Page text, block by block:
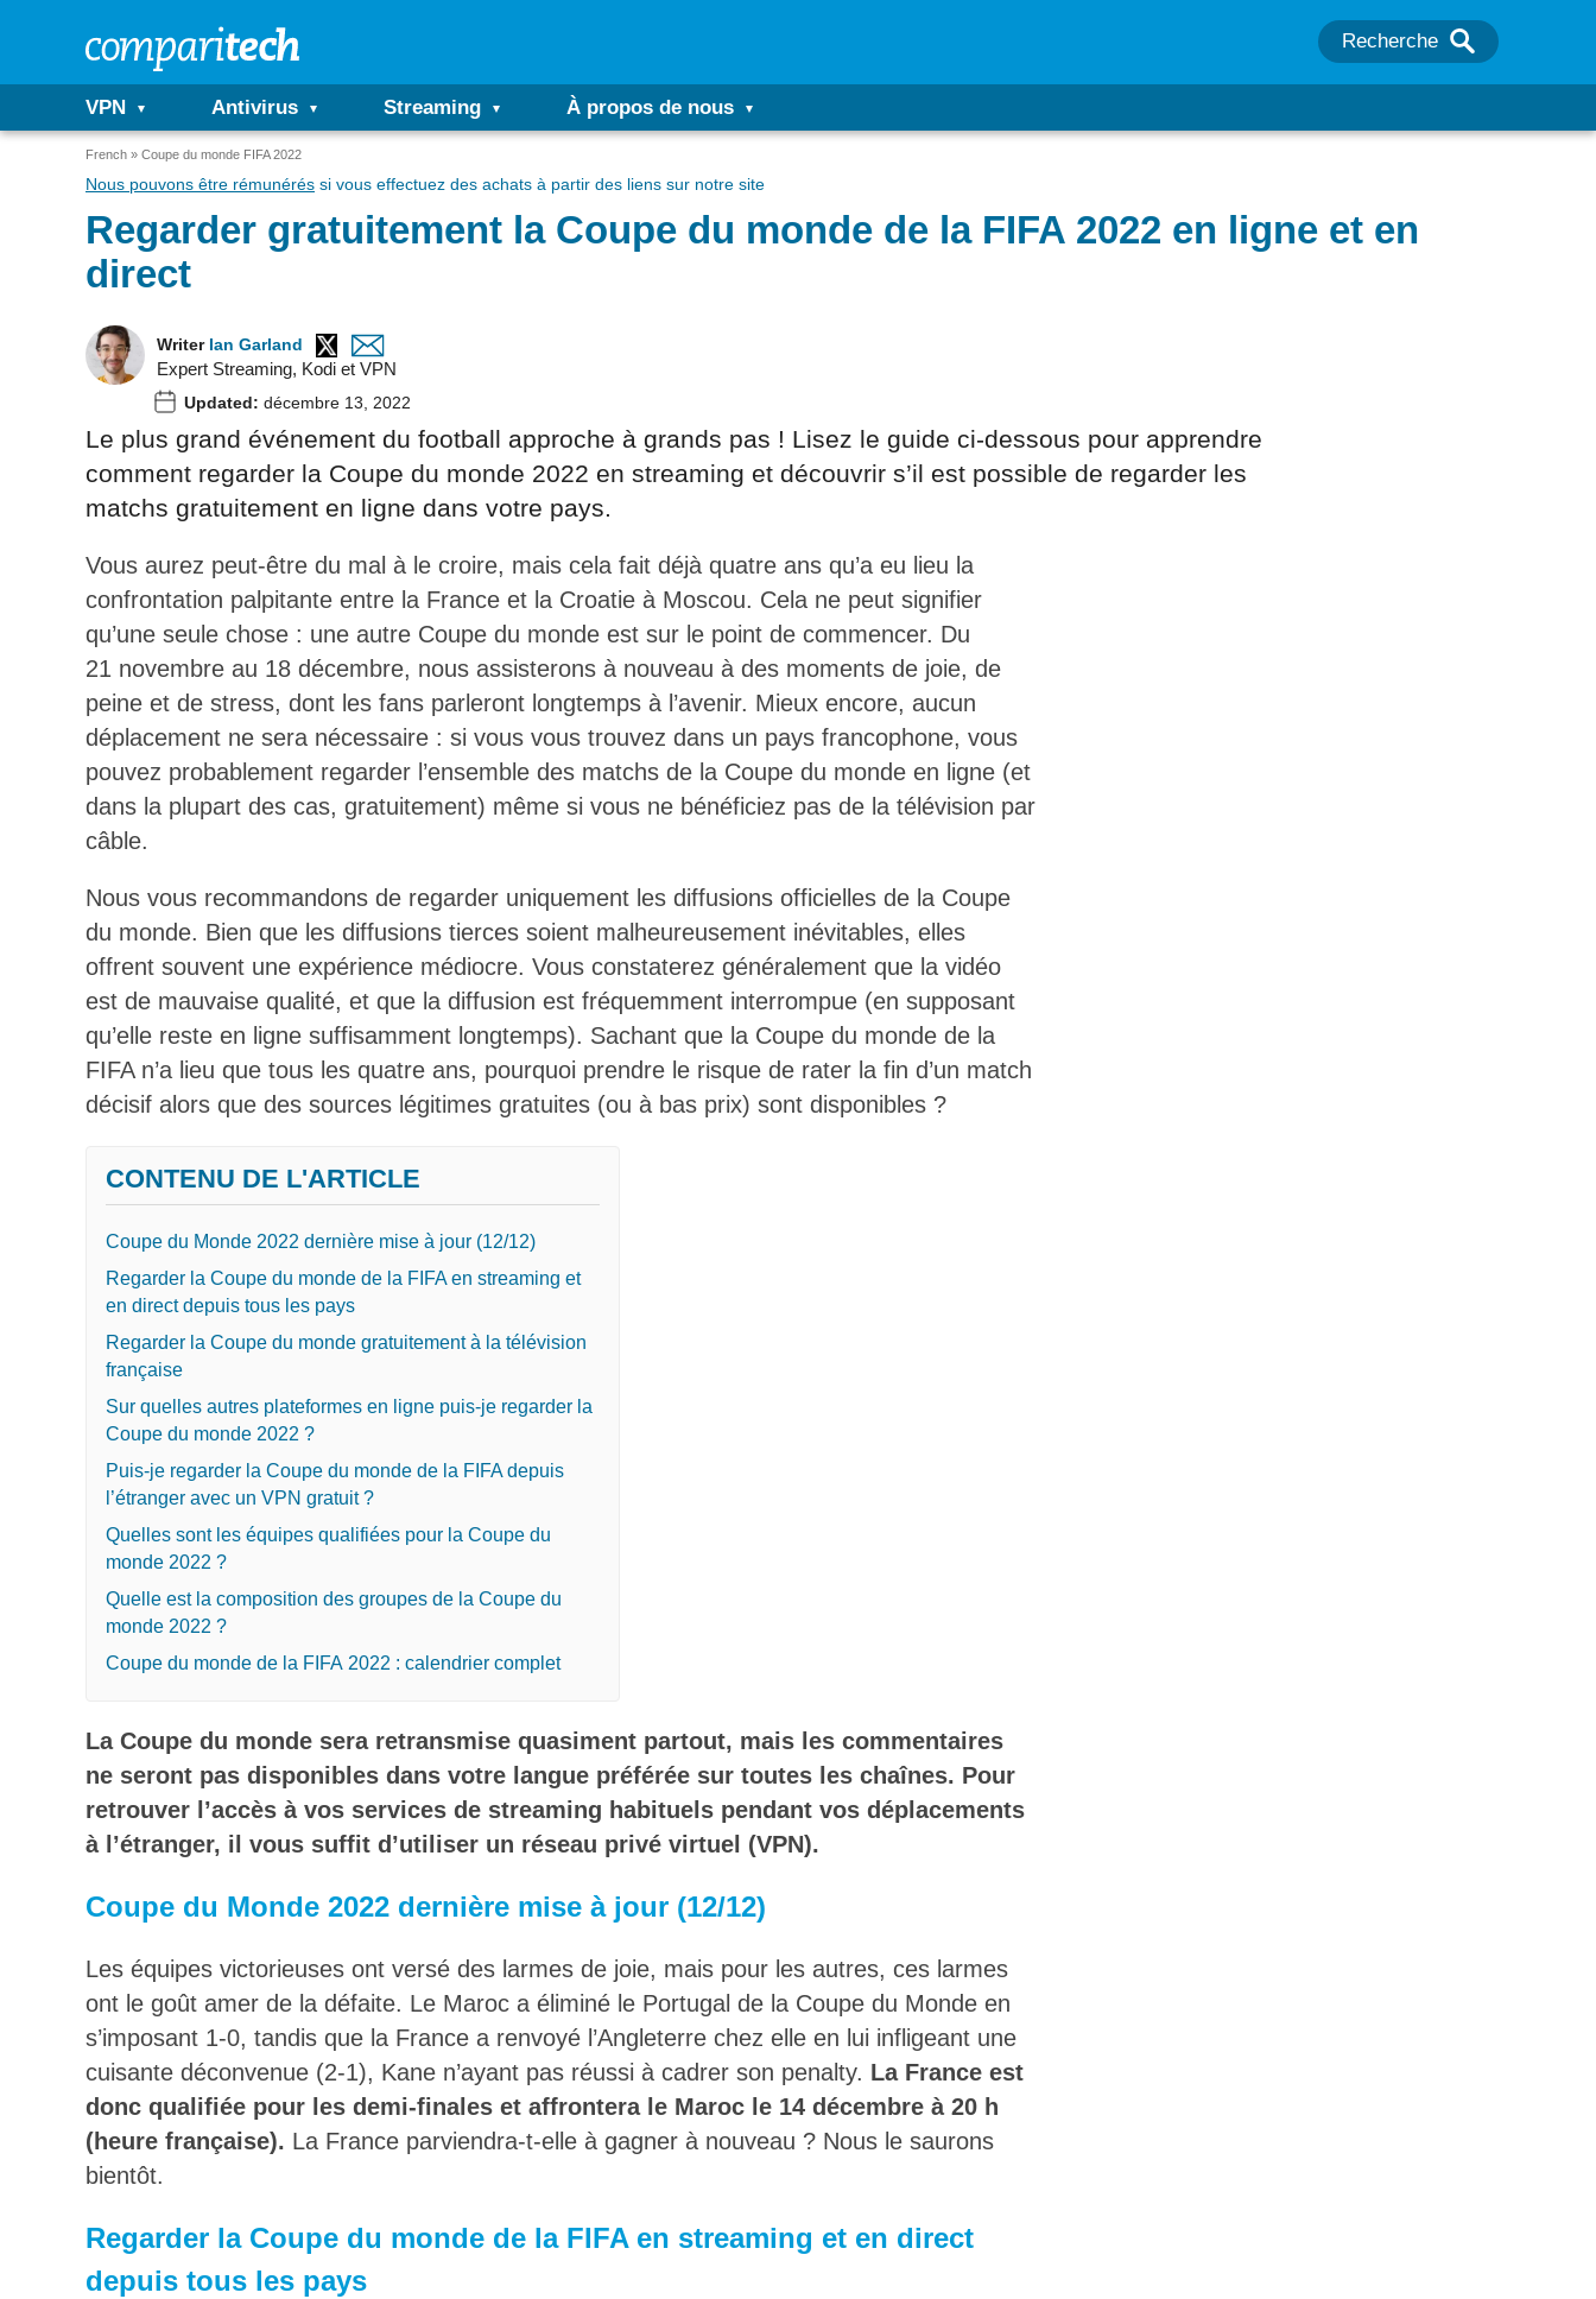
Recherche
VPN Antivirus Streaming À propos de nous
French Coupe du monde FIFA 2022
Nous pouvons être rémunérés si vous effectuez des achats à partir des liens sur notre site
Regarder gratuitement la Coupe du monde de la FIFA 2022 en ligne et en
direct
Writer Ian Garland
Expert Streaming, Kodi et VPN
Updated: décembre 13, 2022
Le plus grand événement du football approche à grands pas ! Lisez le guide ci-dessous pour apprendre
comment regarder la Coupe du monde 2022 en streaming et découvrir s’il est possible de regarder les
matchs gratuitement en ligne dans votre pays.
Vous aurez peut-être du mal à le croire, mais cela fait déjà quatre ans qu’a eu lieu la
confrontation palpitante entre la France et la Croatie à Moscou. Cela ne peut signifier
qu’une seule chose : une autre Coupe du monde est sur le point de commencer. Du
21 novembre au 18 décembre, nous assisterons à nouveau à des moments de joie, de
peine et de stress, dont les fans parleront longtemps à l’avenir. Mieux encore, aucun
déplacement ne sera nécessaire : si vous vous trouvez dans un pays francophone, vous
pouvez probablement regarder l’ensemble des matchs de la Coupe du monde en ligne (et
dans la plupart des cas, gratuitement) même si vous ne bénéficiez pas de la télévision par
câble.
Nous vous recommandons de regarder uniquement les diffusions officielles de la Coupe
du monde. Bien que les diffusions tierces soient malheureusement inévitables, elles
offrent souvent une expérience médiocre. Vous constaterez généralement que la vidéo
est de mauvaise qualité, et que la diffusion est fréquemment interrompue (en supposant
qu’elle reste en ligne suffisamment longtemps). Sachant que la Coupe du monde de la
FIFA n’a lieu que tous les quatre ans, pourquoi prendre le risque de rater la fin d’un match
décisif alors que des sources légitimes gratuites (ou à bas prix) sont disponibles ?
CONTENU DE L'ARTICLE
Coupe du Monde 2022 dernière mise à jour (12/12)
Regarder la Coupe du monde de la FIFA en streaming et
en direct depuis tous les pays
Regarder la Coupe du monde gratuitement à la télévision
française
Sur quelles autres plateformes en ligne puis-je regarder la
Coupe du monde 2022 ?
Puis-je regarder la Coupe du monde de la FIFA depuis
l’étranger avec un VPN gratuit ?
Quelles sont les équipes qualifiées pour la Coupe du
monde 2022 ?
Quelle est la composition des groupes de la Coupe du
monde 2022 ?
Coupe du monde de la FIFA 2022 : calendrier complet
La Coupe du monde sera retransmise quasiment partout, mais les commentaires
ne seront pas disponibles dans votre langue préférée sur toutes les chaînes. Pour
retrouver l’accès à vos services de streaming habituels pendant vos déplacements
à l’étranger, il vous suffit d’utiliser un réseau privé virtuel (VPN).
Coupe du Monde 2022 dernière mise à jour (12/12)
Les équipes victorieuses ont versé des larmes de joie, mais pour les autres, ces larmes
ont le goût amer de la défaite. Le Maroc a éliminé le Portugal de la Coupe du Monde en
s’imposant 1-0, tandis que la France a renvoyé l’Angleterre chez elle en lui infligeant une
cuisante déconvenue (2-1), Kane n’ayant pas réussi à cadrer son penalty. La France est
donc qualifiée pour les demi-finales et affrontera le Maroc le 14 décembre à 20 h
(heure française). La France parviendra-t-elle à gagner à nouveau ? Nous le saurons
bientôt.
Regarder la Coupe du monde de la FIFA en streaming et en direct
depuis tous les pays